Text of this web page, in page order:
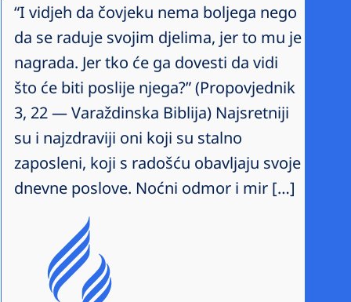
“I vidjeh da čovjeku nema boljega nego
da se raduje svojim djelima, jer to mu je
nagrada. Jer tko će ga dovesti da vidi
što će biti poslije njega?” (Propovjednik
3, 22 — Varaždinska Biblija) Najsretniji
su i najzdraviji oni koji su stalno
zaposleni, koji s radošću obavljaju svoje
dnevne poslove. Noćni odmor i mir […]